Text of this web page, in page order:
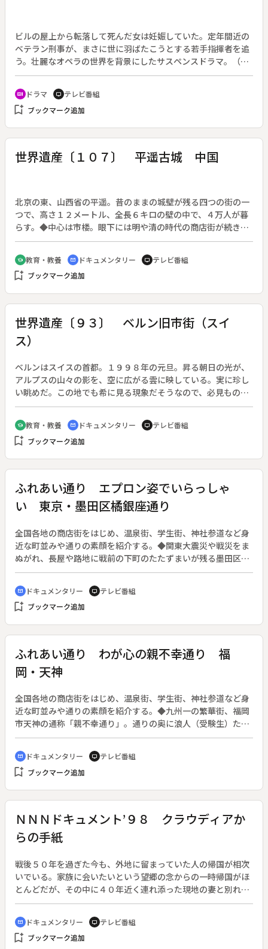
ビルの屋上から転落して死んだ女は妊娠していた。定年間近の
ベテラン刑事が、まさに世に羽ばたこうとする若手指揮者を追
う。壮麗なオペラの世界を背景にしたサスペンスドラマ。（１
月７日～２月４日、全５回）◆冬美子の転落事件の真相を追う
青野は、彼女の男友達で事件以来行方不明だった岬正夫を参考
人として取り調べる。何かを知っていて竜頭亮をゆすっている
のではと問い詰めるが、岬は口を割らない。岬の脅しと青野の
白する。和代は彼の自首を押し止め、青野の捜査の敵に回る。
recent_actors ドラマ tv テレビ番組
bookmark_add ブックマーク追加
世界遺産〔１０７〕 平遥古城 中国
北京の東、山西省の平遥。昔のままの城壁が残る四つの街の一
つで、高さ１２メートル、全長６キロの壁の中で、４万人が暮
らす。◆中心は市楼。眼下には明や清の時代の商店街が続き、
素朴なオペラも見られる。銀行もあり、清朝末期には、力を無
くした政府に金を貸していたという。城外の寺には、１５５６
体の彩色仏像が並ぶ。◆旧暦１月１５日の元宵節は、１０万人
の見物客で賑わう。翌日、朝日の昇らぬうちに、城壁の上を街
いう。◆平遥古城
school 教育・教養 cinematic_blur ドキュメンタリー tv テレビ番組
bookmark_add ブックマーク追加
世界遺産〔９３〕 ベルン旧市街（スイ
ス）
ベルンはスイスの首都。１９９８年の元旦。昇る朝日の光が、
アルプスの山々の影を、空に広がる雲に映している。実に珍し
い眺めだ。この地でも希に見る現象だそうなので、必見もの。
◆ベルンは１２世紀に貴族が建設した街で、貴族の館が軒を並
べているのがおかしい。メインストリートの、庶民には欠かせ
ない水汲場の石の着色彫刻も笑わせる。◆尖塔の高さが百メー
トル以上もある、聖ビンセンツ大聖堂の彫刻、「最後の晩餐」
school 教育・教養 cinematic_blur ドキュメンタリー tv テレビ番組
bookmark_add ブックマーク追加
ふれあい通り エプロン姿でいらっしゃ
い 東京・墨田区橘銀座通り
全国各地の商店街をはじめ、温泉街、学生街、神社参道など身
近な町並みや通りの素顔を紹介する。◆関東大震災や戦災をま
ぬがれ、長屋や路地に戦前の下町のたたずまいが残る墨田区京
島。この町の生活を支えているのが京島ただ一つの商店街、橘
銀座通りだ。交通の便が良くないにも関わらず商店街は元気が
いい。通りで目立つのはプリントにフリルにアップリケ、色と
りどりのエプロン姿で通りを歩く女性たち。この通りではエプ
町のパワフルであたたかい人情を描く。
cinematic_blur ドキュメンタリー tv テレビ番組
bookmark_add ブックマーク追加
ふれあい通り わが心の親不幸通り 福
岡・天神
全国各地の商店街をはじめ、温泉街、学生街、神社参道など身
近な町並みや通りの素顔を紹介する。◆九州一の繁華街、福岡
市天神の通称「親不幸通り」。通りの奥に浪人（受験生）たち
が通う予備校が多いことから、２０年ぐらい前からそう呼ばれ
ている。昼間の受験生の街が、夜は若者の歓楽街に変わる。若
者の町として町が活気づくのを歓迎する反面、すぐ近くまで白
浜の海辺だったことを知る古くからの住民にとっては、その変
わがままの通る町に通じるとして昨年、福岡市が本来の「天神
万町通り」に変えたいと提案したことをきっかけに、古くから
の住民と新しい商店街の人たちが協力して外から来る若者と共
生できる「親不孝通り」づくりに乗り出した。
cinematic_blur ドキュメンタリー tv テレビ番組
bookmark_add ブックマーク追加
ＮＮＮドキュメント’９８ クラウディアか
らの手紙
戦後５０年を過ぎた今も、外地に留まっていた人の帰国が相次
いでいる。家族に会いたいという望郷の念からの一時帰国がほ
とんどだが、その中に４０年近く連れ添った現地の妻と別れ、
日本に永住帰国した人がいる。終戦から半世紀を過ぎての別離
と再会。日本とロシアで生きる３人の姿を通じて、戦争が個人
に与えた不条理と人間の愛情の深さを描く。◆ロシア・アムー
ル州に住むクラウディア・レオニードさんは１９９７年、３７
cinematic_blur ドキュメンタリー tv テレビ番組
bookmark_add ブックマーク追加